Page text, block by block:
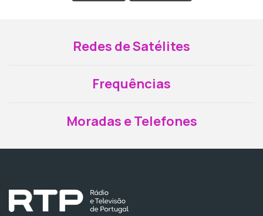
Redes de Satélites
Frequências
Moradas e Telefones